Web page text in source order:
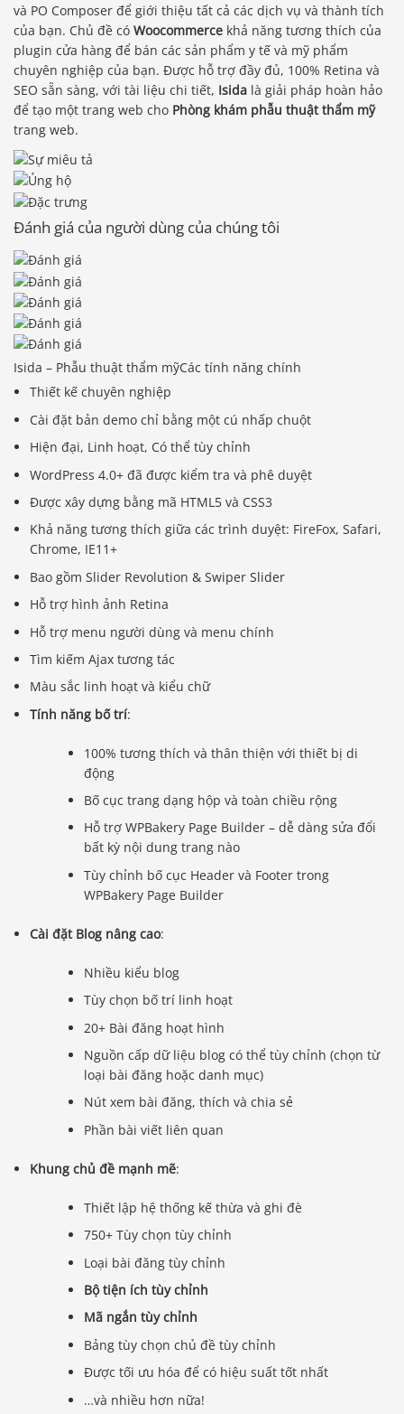
và PO Composer để giới thiệu tất cả các dịch vụ và thành tích
của bạn. Chủ đề có Woocommerce khả năng tương thích của
plugin cửa hàng để bán các sản phẩm y tế và mỹ phẩm
chuyên nghiệp của bạn. Được hỗ trợ đầy đủ, 100% Retina và
SEO sẵn sàng, với tài liệu chi tiết, Isida là giải pháp hoàn hảo
để tạo một trang web cho Phòng khám phẫu thuật thẩm mỹ
trang web.
Đánh giá của người dùng của chúng tôi
Isida – Phẫu thuật thẩm mỹCác tính năng chính
Thiết kế chuyên nghiệp
Cài đặt bản demo chỉ bằng một cú nhấp chuột
Hiện đại, Linh hoạt, Có thể tùy chỉnh
WordPress 4.0+ đã được kiểm tra và phê duyệt
Được xây dựng bằng mã HTML5 và CSS3
Khả năng tương thích giữa các trình duyệt: FireFox, Safari,
Chrome, IE11+
Bao gồm Slider Revolution & Swiper Slider
Hỗ trợ hình ảnh Retina
Hỗ trợ menu người dùng và menu chính
Tìm kiếm Ajax tương tác
Màu sắc linh hoạt và kiểu chữ
Tính năng bố trí:
100% tương thích và thân thiện với thiết bị di
động
Bố cục trang dạng hộp và toàn chiều rộng
Hỗ trợ WPBakery Page Builder – dễ dàng sửa đổi
bất kỳ nội dung trang nào
Tùy chỉnh bố cục Header và Footer trong
WPBakery Page Builder
Cài đặt Blog nâng cao:
Nhiều kiểu blog
Tùy chọn bố trí linh hoạt
20+ Bài đăng hoạt hình
Nguồn cấp dữ liệu blog có thể tùy chỉnh (chọn từ
loại bài đăng hoặc danh mục)
Nút xem bài đăng, thích và chia sẻ
Phần bài viết liên quan
Khung chủ đề mạnh mẽ:
Thiết lập hệ thống kế thừa và ghi đè
750+ Tùy chọn tùy chỉnh
Loại bài đăng tùy chỉnh
Bộ tiện ích tùy chỉnh
Mã ngắn tùy chỉnh
Bảng tùy chọn chủ đề tùy chỉnh
Được tối ưu hóa để có hiệu suất tốt nhất
…và nhiều hơn nữa!